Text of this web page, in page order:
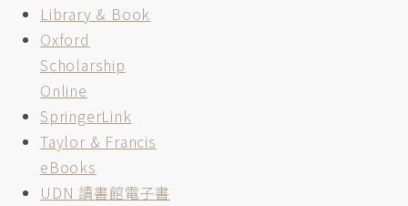
Library & Book
Oxford
Scholarship
Online
SpringerLink
Taylor & Francis
eBooks
UDN 讀書館電子書